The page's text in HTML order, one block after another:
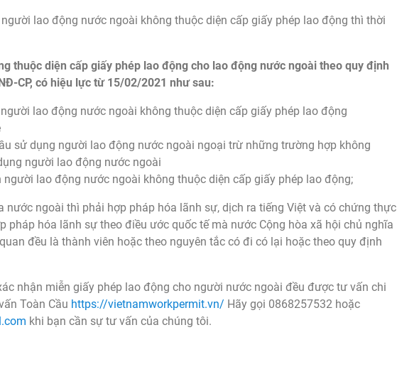
lao động nước ngoài không thuộc diện cấp giấy phép lao động thì thời
thuộc diện cấp giấy phép lao động cho lao động nước ngoài theo quy định
CP, có hiệu lực từ 15/02/2021 như sau:
lao động nước ngoài không thuộc diện cấp giấy phép lao động
sử dụng người lao động nước ngoài ngoại trừ những trường hợp không
người lao động nước ngoài
lao động nước ngoài không thuộc diện cấp giấy phép lao động;
nước ngoài thì phải hợp pháp hóa lãnh sự, dịch ra tiếng Việt và có chứng thực
pháp hóa lãnh sự theo điều ước quốc tế mà nước Cộng hòa xã hội chủ nghĩa
đều là thành viên hoặc theo nguyên tắc có đi có lại hoặc theo quy định
nhận miễn giấy phép lao động cho người nước ngoài đều được tư vấn chi
Toàn Cầu https://vietnamworkpermit.vn/ Hãy gọi 0868257532 hoặc
khi bạn cần sự tư vấn của chúng tôi.